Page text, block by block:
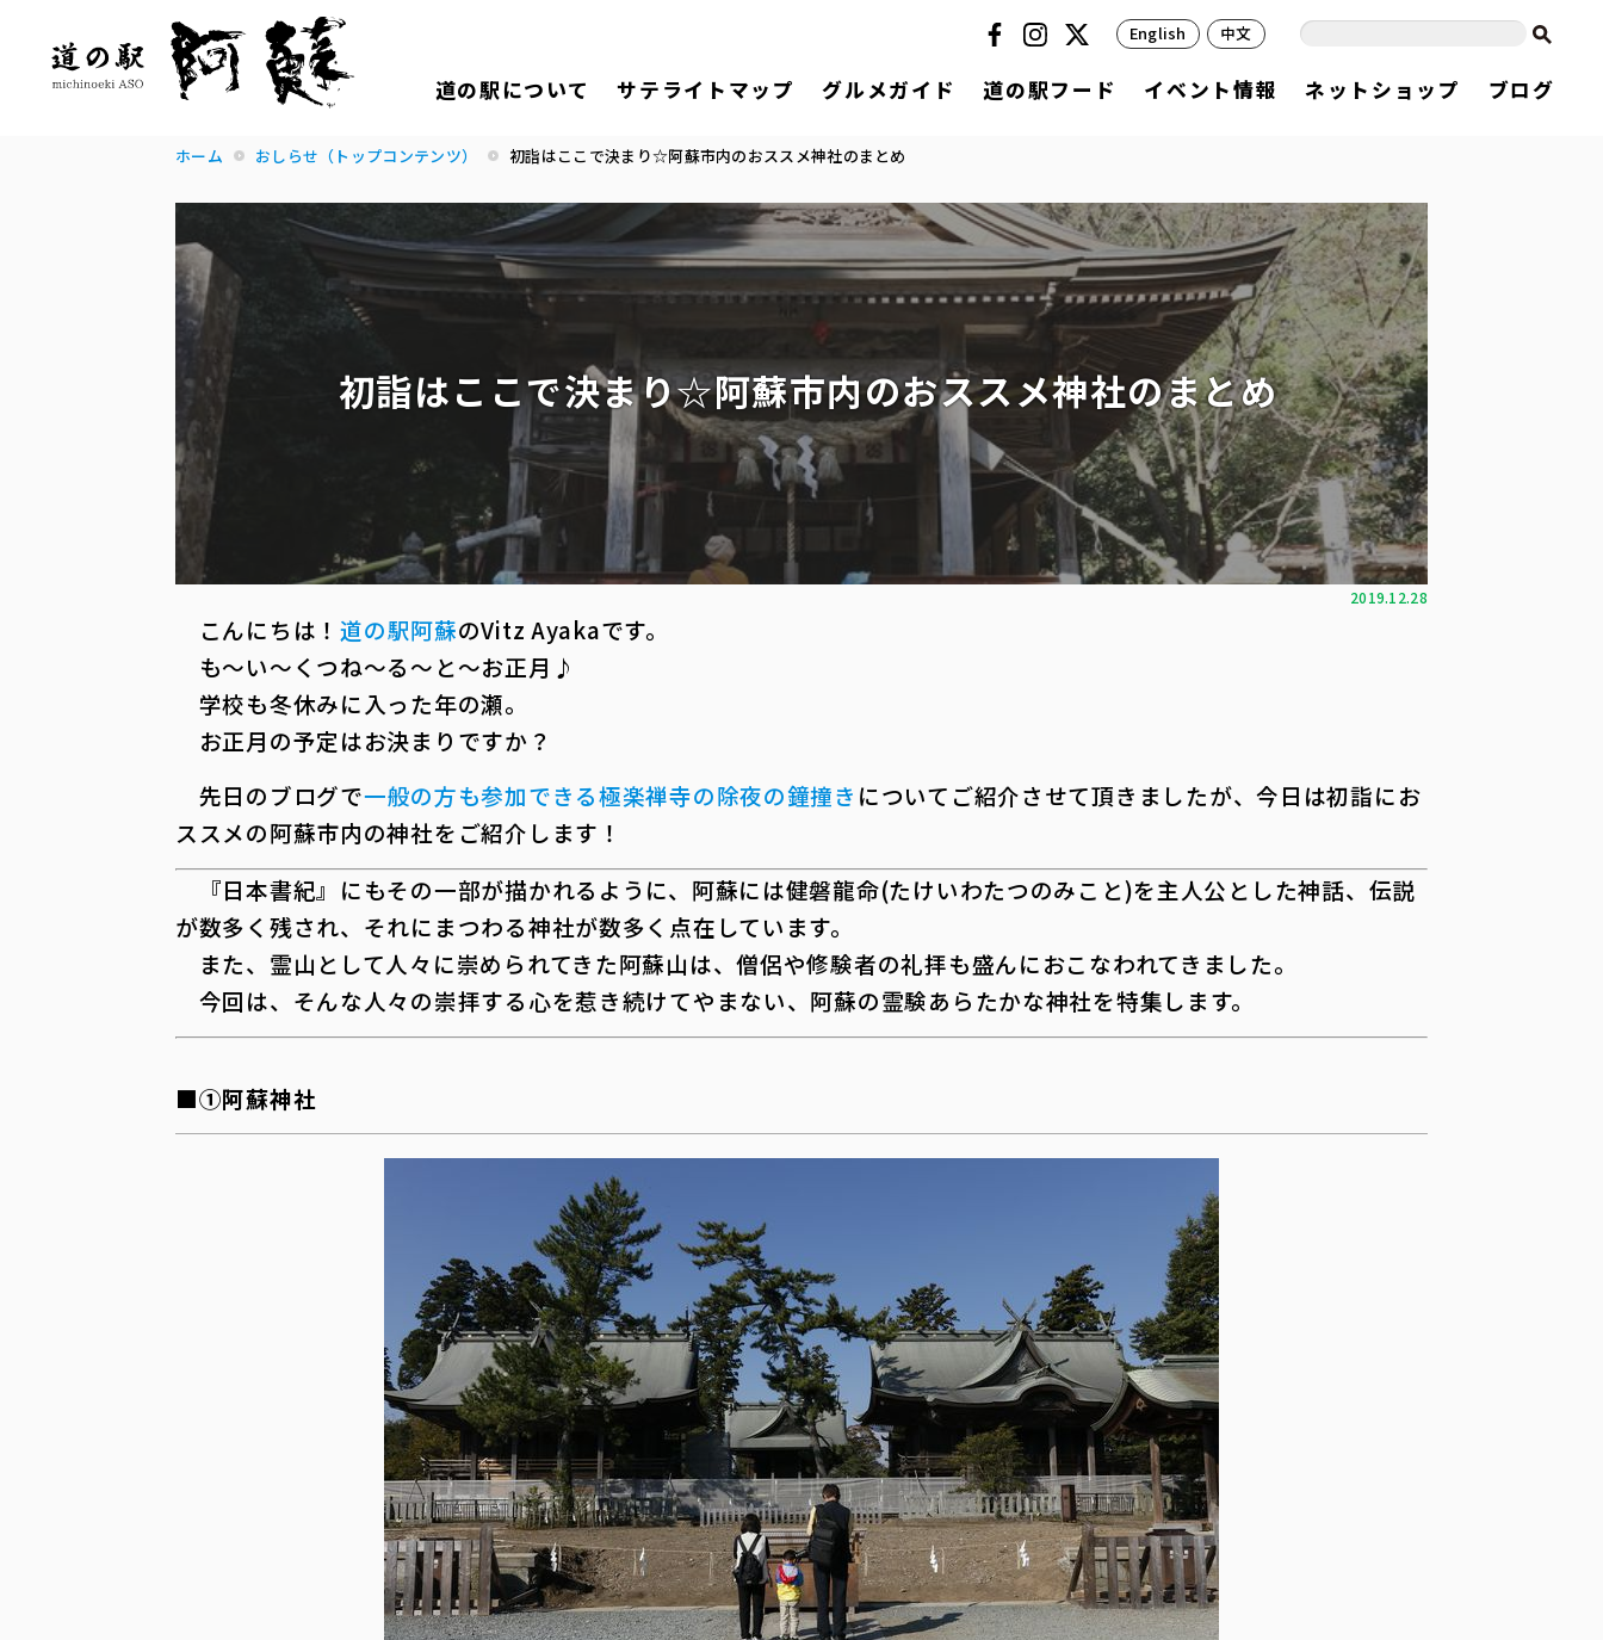
道の駅について サテライトマップ グルメガイド 道の駅フード イベント情報 ネットショップ ブログ
English 中文
ホーム おしらせ（トップコンテンツ） 初詣はここで決まり☆阿蘇市内のおススメ神社のまとめ
初詣はここで決まり☆阿蘇市内のおススメ神社のまとめ
2019.12.28
こんにちは！道の駅阿蘇のVitz Ayakaです。
も～い～くつね～る～と～お正月♪
学校も冬休みに入った年の瀬。
お正月の予定はお決まりですか？
先日のブログで一般の方も参加できる極楽禅寺の除夜の鐘撞き についてご紹介させて頂きましたが、今日は初詣にお
ススメの阿蘇市内の神社をご紹介します！
『日本書紀』にもその一部が描かれるように、阿蘇には健磐龍命(たけいわたつのみこと)を主人公とした神話、伝説
が数多く残され、それにまつわる神社が数多く点在しています。
また、霊山として人々に崇められてきた阿蘇山は、僧侶や修験者の礼拝も盛んにおこなわれてきました。
今回は、そんな人々の崇拝する心を惹き続けてやまない、阿蘇の霊験あらたかな神社を特集します。
■①阿蘇神社